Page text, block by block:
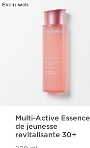
Exclu web
Multi-Active Essence
de jeunesse
revitalisante 30+